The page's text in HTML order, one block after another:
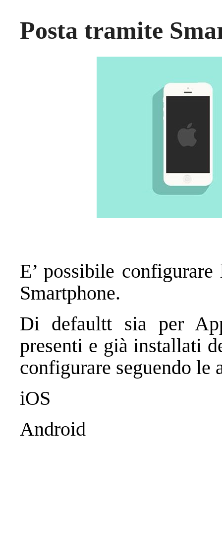
Posta tramite
E’ possibile
Smartphone.
Di defaultt sia per
presenti e già installati
configurare seguendo le
iOS
Android